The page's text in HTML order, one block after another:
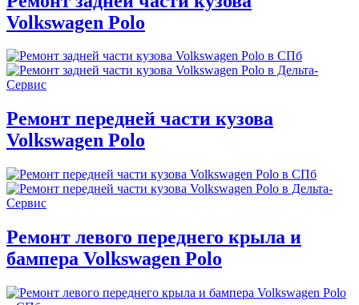
Volkswagen Polo
Ремонт передней части кузова
Volkswagen Polo
Ремонт левого переднего крыла и
бампера Volkswagen Polo